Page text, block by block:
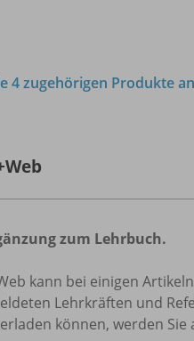
4 zugehörigen Produkte
zum Lehrbuch.
kann bei einigen
Lehrkräften und
können, werden